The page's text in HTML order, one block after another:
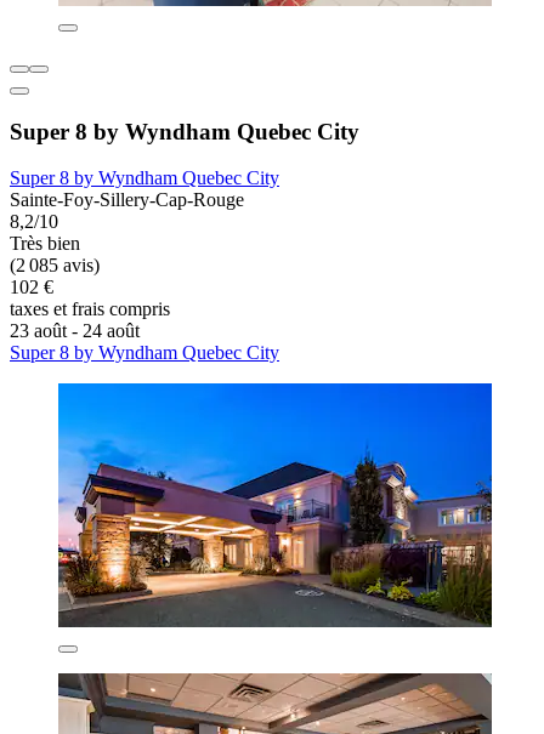
Super 8 by Wyndham Quebec City
Super 8 by Wyndham Quebec City
Sainte-Foy-Sillery-Cap-Rouge
8,2/10
Très bien
(2 085 avis)
102 €
taxes et frais compris
23 août - 24 août
Super 8 by Wyndham Quebec City